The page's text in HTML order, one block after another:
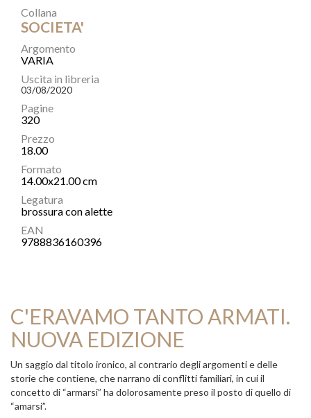
Collana
SOCIETA'
Argomento
VARIA
Uscita in libreria
03/08/2020
Pagine
320
Prezzo
18.00
Formato
14.00x21.00 cm
Legatura
brossura con alette
EAN
9788836160396
C'ERAVAMO TANTO ARMATI.
NUOVA EDIZIONE
Un saggio dal titolo ironico, al contrario degli argomenti e delle
storie che contiene, che narrano di conflitti familiari, in cui il
concetto di “armarsi” ha dolorosamente preso il posto di quello di
“amarsi”.